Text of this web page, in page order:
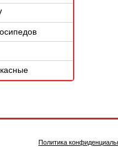
Политика